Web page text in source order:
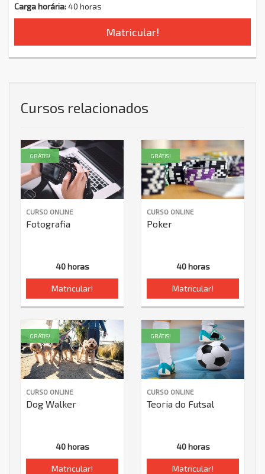
Carga horária:40 horas
Matricular!
Cursos relacionados
CURSO ONLINE
Fotografia
40 horas
Matricular!
GRÁTIS!
CURSO ONLINE
Poker
40 horas
Matricular!
GRÁTIS!
CURSO ONLINE
Dog Walker
40 horas
Matricular!
GRÁTIS!
CURSO ONLINE
Teoria do Futsal
40 horas
Matricular!
GRÁTIS!